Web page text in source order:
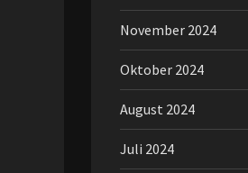
November 2024
Oktober 2024
August 2024
Juli 2024